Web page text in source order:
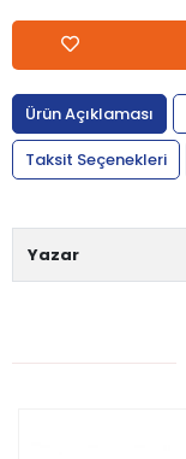
Ürün Açıklaması
Taksit Seçenekleri
Yazar